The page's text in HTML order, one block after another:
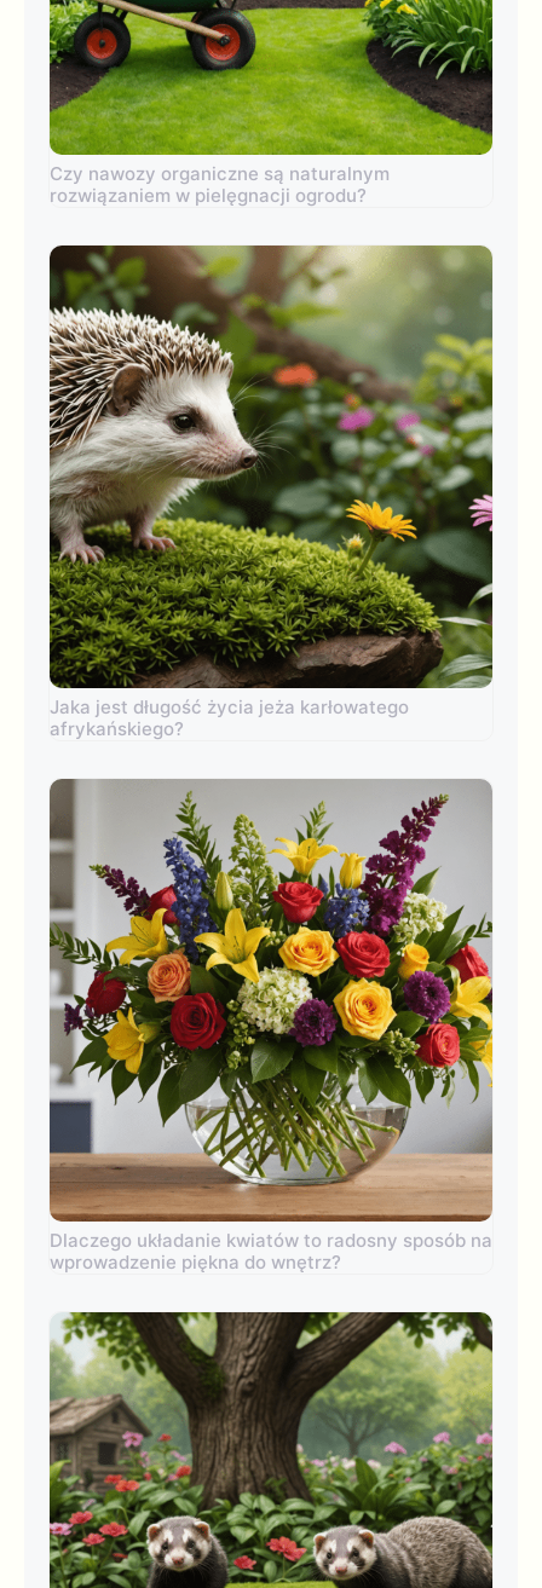
Czy nawozy organiczne są naturalnym
rozwiązaniem w pielęgnacji ogrodu?
Jaka jest długość życia jeża karłowatego
afrykańskiego?
Dlaczego układanie kwiatów to radosny sposób na
wprowadzenie piękna do wnętrz?